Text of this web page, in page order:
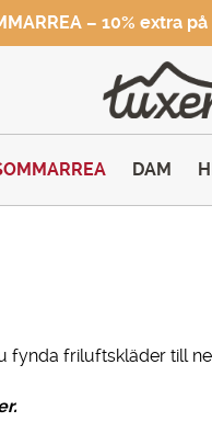
– 10% extra
DAM
fynda friluftskläder till